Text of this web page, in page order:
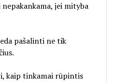
jei mityba
pašalinti ne tik
kaip tinkamai rūpintis